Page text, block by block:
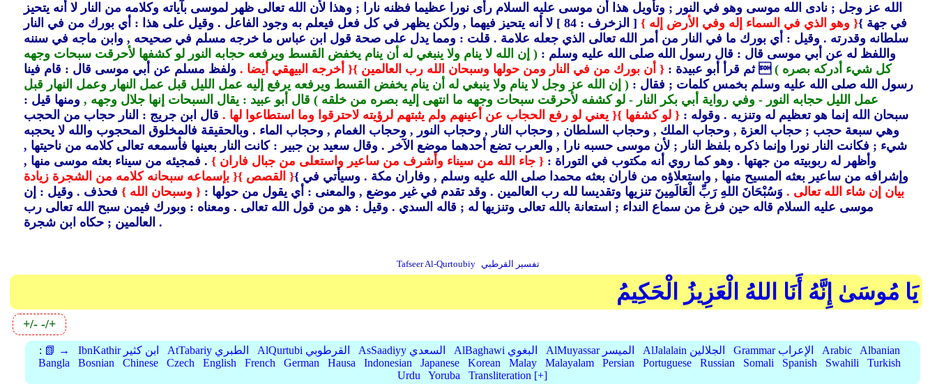
الله عز وجل ; نادى الله موسى وهو في النور ; وتأويل هذا أن موسى عليه السلام رأى نورا عظيما فظنه نارا ; وهذا لأن الله تعالى ظهر لموسى بآياته وكلامه من النار لا أنه يتحيز
في جهة }{ وهو الذي في السماء إله وفي الأرض إله } [ الزخرف : 84 ] لا أنه يتحيز فيهما , ولكن يظهر في كل فعل فيعلم به وجود الفاعل . وقيل على هذا : أي بورك من في النار
سلطانه وقدرته . وقيل : أي بورك ما في النار من أمر الله تعالى الذي جعله علامة . قلت : ومما يدل على صحة قول ابن عباس ما خرجه مسلم في صحيحه , وابن ماجه في سننه
واللفظ له عن أبي موسى قال : قال رسول الله صلى الله عليه وسلم :( إن الله لا ينام ولا ينبغي له أن ينام يخفض القسط ويرفعه حجابه النور لو كشفها لأحرقت سبحات وجهه
كل شيء أدركه بصره )  ثم قرأ أبو عبيدة :{ أن بورك من في النار ومن حولها وسبحان الله رب العالمين }{ أخرجه البيهقي أيضا . ولفظ مسلم عن أبي موسى قال : قام فينا
رسول الله صلى الله عليه وسلم بخمس كلمات ; فقال :( إن الله عز وجل لا ينام ولا ينبغي له أن ينام يخفض القسط ويرفعه يرفع إليه عمل الليل قبل عمل النهار وعمل النهار قبل
عمل الليل حجابه النور - وفي رواية أبي بكر النار - لو كشفه لأحرقت سبحات وجهه ما انتهى إليه بصره من خلقه ) قال أبو عبيد : يقال السبحات إنها جلال وجهه , ومنها قيل :
سبحان الله إنما هو تعظيم له وتنزيه . وقوله :{ لو كشفها }{ يعني لو رفع الحجاب عن أعينهم ولم يثبتهم لرؤيته لاحترقوا وما استطاعوا لها . قال ابن جريج : النار حجاب من الحجب
وهي سبعة حجب ; حجاب العزة , وحجاب الملك , وحجاب السلطان , وحجاب النار , وحجاب النور , وحجاب الغمام , وحجاب الماء . وبالحقيقة فالمخلوق المحجوب والله لا يحجبه
شيء ; فكانت النار نورا وإنما ذكره بلفظ النار ; لأن موسى حسبه نارا , والعرب تضع أحدهما موضع الآخر . وقال سعيد بن جبير : كانت النار بعينها فأسمعه تعالى كلامه من ناحيتها ,
وأظهر له ربوبيته من جهتها . وهو كما روي أنه مكتوب في التوراة :{ جاء الله من سيناء وأشرف من ساعير واستعلى من جبال فاران } . فمجيئه من سيناء بعثه موسى منها ,
وإشرافه من ساعير بعثه المسيح منها , واستعلاؤه من فاران بعثه محمدا صلى الله عليه وسلم , وفاران مكة . وسيأتي في }{ القصص }{ بإسماعه سبحانه كلامه من الشجرة زيادة
بيان إن شاء الله تعالى . وَسُبْحَانَ اللهِ رَبِّ الْعَالَمِينَ تنزيها وتقديسا لله رب العالمين . وقد تقدم في غير موضع , والمعنى : أي يقول من حولها :{ وسبحان الله } فحذف . وقيل : إن
موسى عليه السلام قاله حين فرغ من سماع النداء ; استعانة بالله تعالى وتنزيها له ; قاله السدي . وقيل : هو من قول الله تعالى . ومعناه : وبورك فيمن سبح الله تعالى رب
العالمين ; حكاه ابن شجرة .
Tafseer Al-Qurtoubiy تفسير القرطبي
يَا مُوسَىٰ إِنَّهُ أَنَا اللهُ الْعَزِيزُ الْحَكِيمُ
+/--/+
: 📗 → IbnKathir ابن كثير AtTabariy الطبري AlQurtubi القرطوبي AsSaadiyy السعدي AlBaghawi البغوي AlMuyassar الميسر AlJalalain الجلالين Grammar الإعراب Arabic
Albanian
Bangla
Bosnian Chinese Czech English French German Hausa Indonesian Japanese Korean Malay Malayalam Persian Portuguese Russian Somali Spanish Swahili
Turkish
Urdu
Yoruba Transliteration [+]